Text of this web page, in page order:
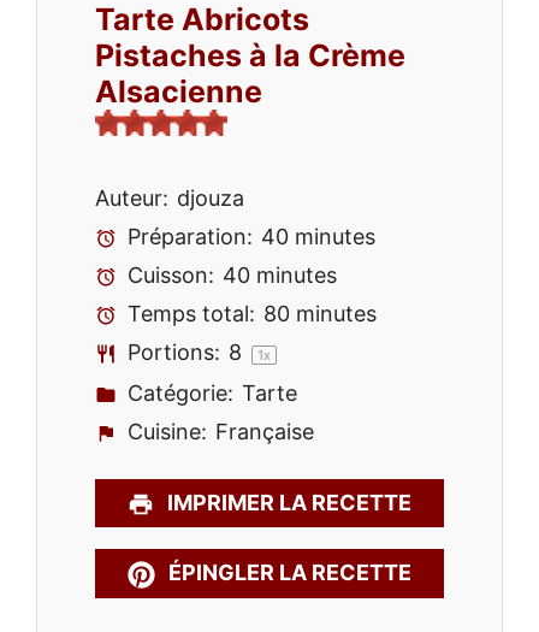
Tarte Abricots
Pistaches à la Crème
Alsacienne
Auteur: djouza
Préparation: 40 minutes
Cuisson: 40 minutes
Temps total: 80 minutes
Portions: 8 1x
Catégorie: Tarte
Cuisine: Française
IMPRIMER LA RECETTE
ÉPINGLER LA RECETTE